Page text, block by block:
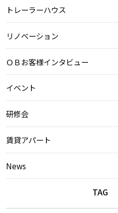
トレーラーハウス
リノベーション
ＯＢお客様インタビュー
イベント
研修会
賃貸アパート
News
TAG